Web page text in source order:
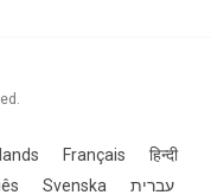
Français
हिन्दी
Svenska עברית